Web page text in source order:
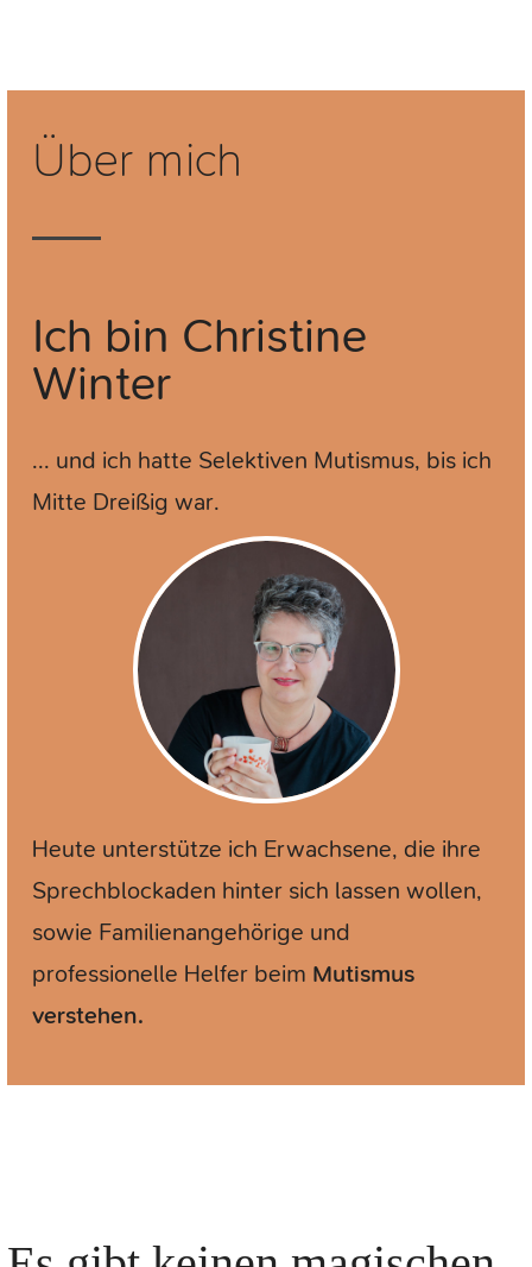
Über mich
Ich bin Christine
Winter
... und ich hatte Selektiven Mutismus, bis ich
Mitte Dreißig war.
Heute unterstütze ich Erwachsene, die ihre
Sprechblockaden hinter sich lassen wollen,
sowie Familienangehörige und
professionelle Helfer beim Mutismus
verstehen.